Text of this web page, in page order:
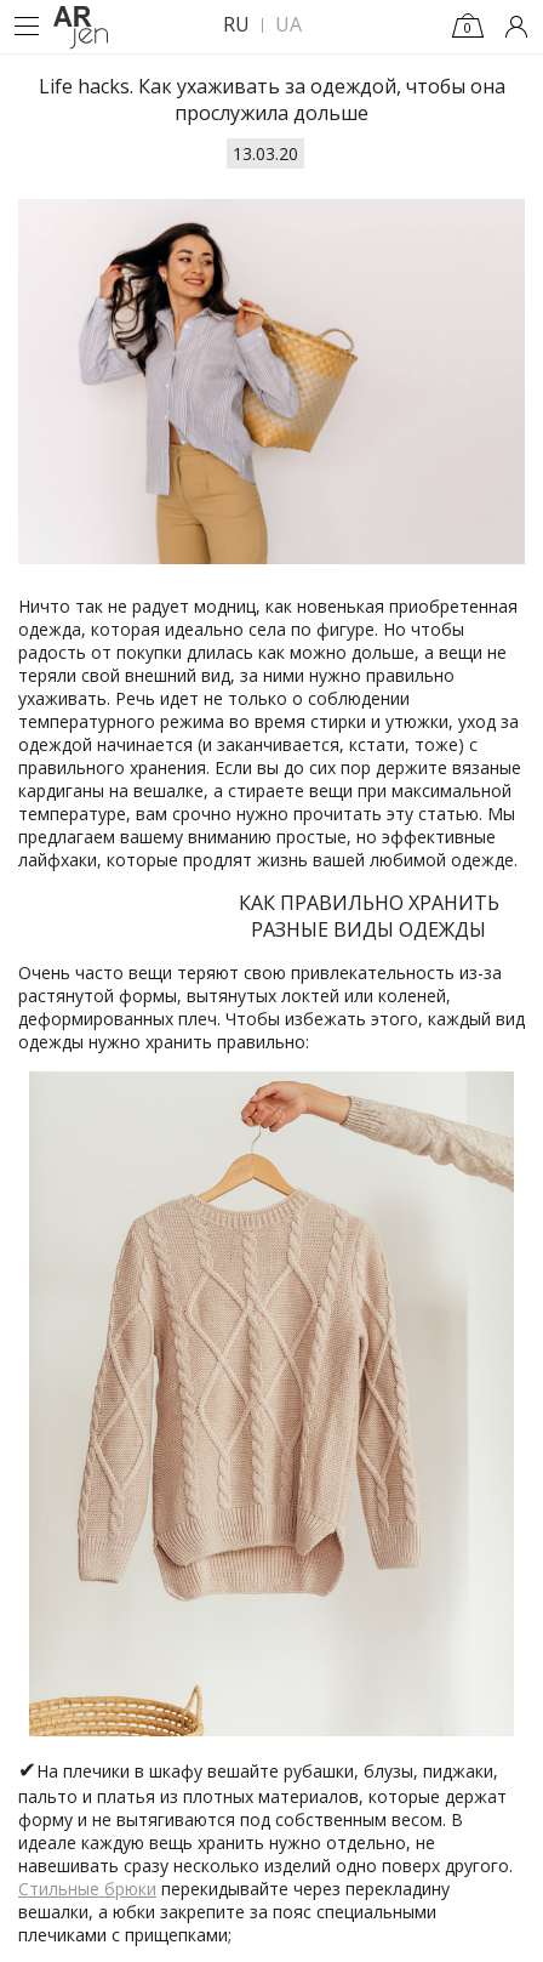
RU UA 0
Life hacks. Как ухаживать за одеждой, чтобы она
прослужила дольше
13.03.20
Ничто так не радует модниц, как новенькая приобретенная
одежда, которая идеально села по фигуре. Но чтобы
радость от покупки длилась как можно дольше, а вещи не
теряли свой внешний вид, за ними нужно правильно
ухаживать. Речь идет не только о соблюдении
температурного режима во время стирки и утюжки, уход за
одеждой начинается (и заканчивается, кстати, тоже) с
правильного хранения. Если вы до сих пор держите вязаные
кардиганы на вешалке, а стираете вещи при максимальной
температуре, вам срочно нужно прочитать эту статью. Мы
предлагаем вашему вниманию простые, но эффективные
лайфхаки, которые продлят жизнь вашей любимой одежде.
КАК ПРАВИЛЬНО ХРАНИТЬ
РАЗНЫЕ ВИДЫ ОДЕЖДЫ
Очень часто вещи теряют свою привлекательность из-за
растянутой формы, вытянутых локтей или коленей,
деформированных плеч. Чтобы избежать этого, каждый вид
одежды нужно хранить правильно:
✔На плечики в шкафу вешайте рубашки, блузы, пиджаки,
пальто и платья из плотных материалов, которые держат
форму и не вытягиваются под собственным весом. В
идеале каждую вещь хранить нужно отдельно, не
навешивать сразу несколько изделий одно поверх другого.
Стильные брюки перекидывайте через перекладину
вешалки, а юбки закрепите за пояс специальными
плечиками с прищепками;